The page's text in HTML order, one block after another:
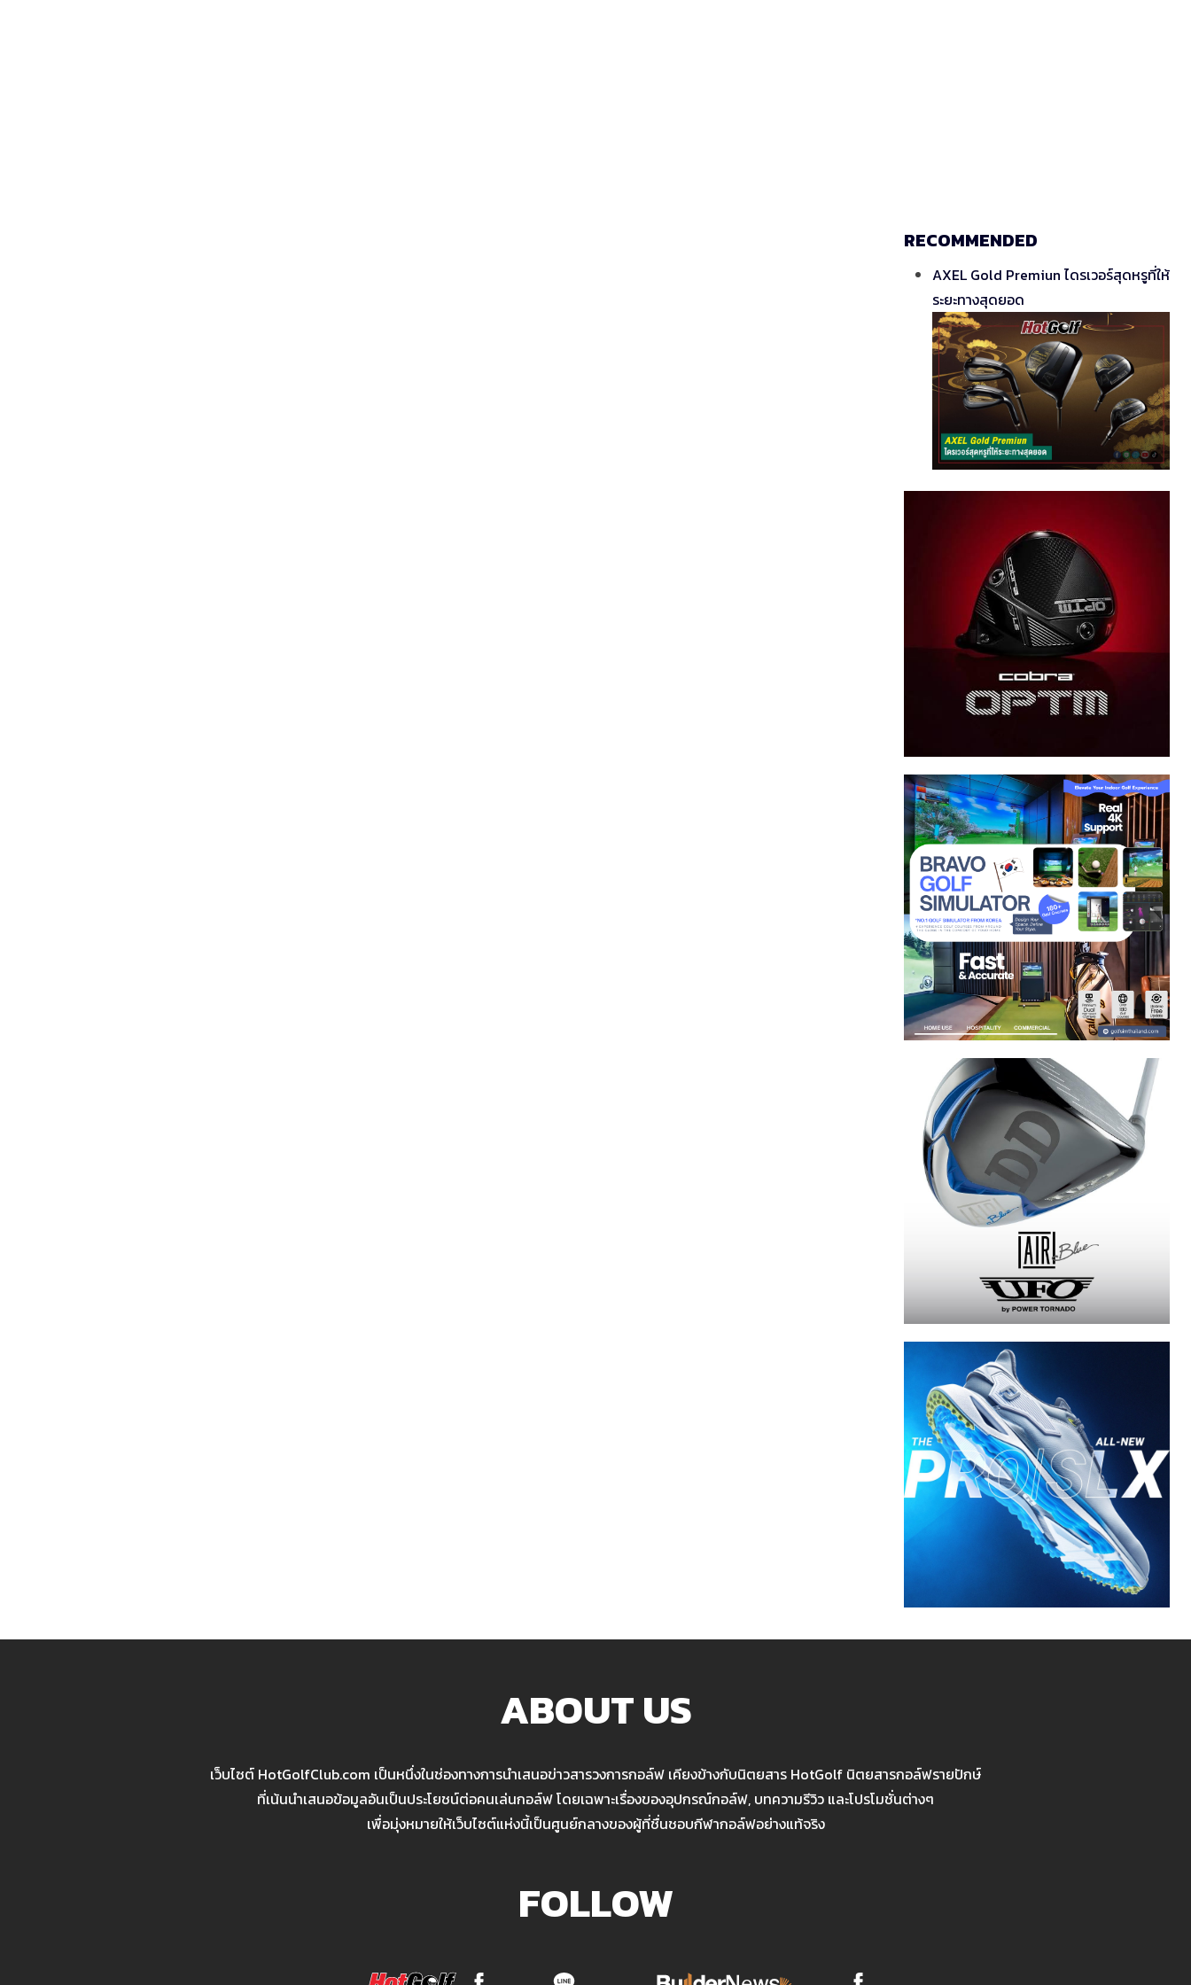
RECOMMENDED
AXEL Gold Premiun ไดรเวอร์สุดหรูที่ให้
ระยะทางสุดยอด
ABOUT US
เว็บไซต์ HotGolfClub.com เป็นหนึ่งในช่องทางการนำเสนอข่าวสารวงการกอล์ฟ เคียงข้างกับนิตยสาร HotGolf นิตยสารกอล์ฟรายปักษ์
ที่เน้นนำเสนอข้อมูลอันเป็นประโยชน์ต่อคนเล่นกอล์ฟ โดยเฉพาะเรื่องของอุปกรณ์กอล์ฟ, บทความรีวิว และโปรโมชั่นต่างๆ
เพื่อมุ่งหมายให้เว็บไซต์แห่งนี้เป็นศูนย์กลางของผู้ที่ชื่นชอบกีฬากอล์ฟอย่างแท้จริง
FOLLOW